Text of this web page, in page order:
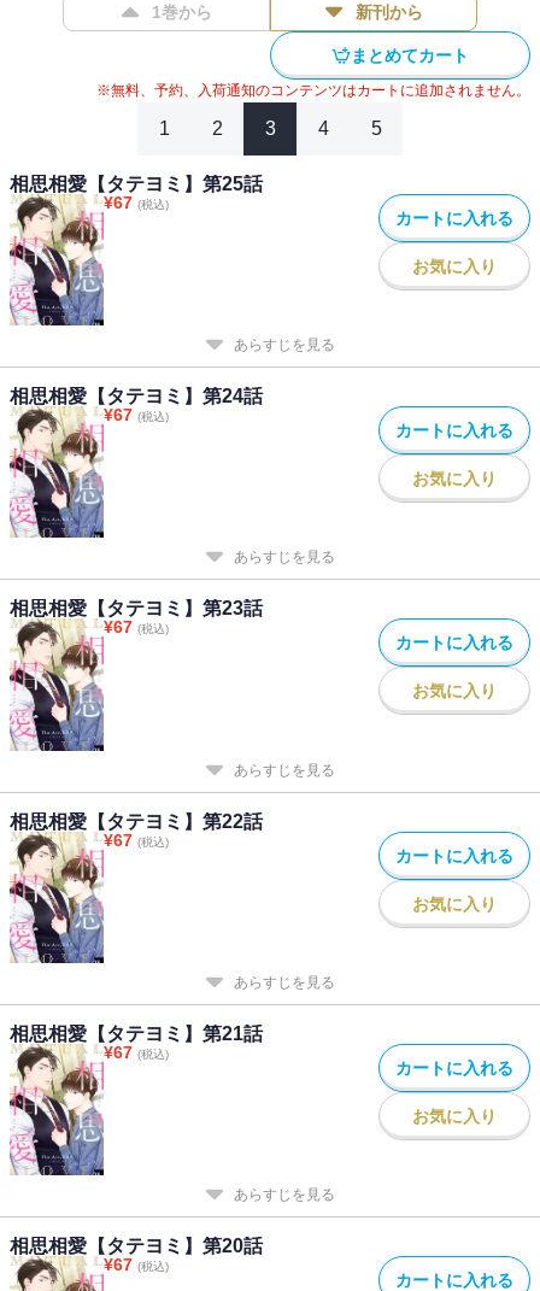
1巻から 新刊から
まとめてカート
※無料、予約、入荷通知のコンテンツはカートに追加されません。
1 2 3 4 5
相思相愛【タテヨミ】第25話
¥67 (税込)
カートに入れる
お気に入り
あらすじを見る
相思相愛【タテヨミ】第24話
¥67 (税込)
カートに入れる
お気に入り
あらすじを見る
相思相愛【タテヨミ】第23話
¥67 (税込)
カートに入れる
お気に入り
あらすじを見る
相思相愛【タテヨミ】第22話
¥67 (税込)
カートに入れる
お気に入り
あらすじを見る
相思相愛【タテヨミ】第21話
¥67 (税込)
カートに入れる
お気に入り
あらすじを見る
相思相愛【タテヨミ】第20話
¥67 (税込)
カートに入れる